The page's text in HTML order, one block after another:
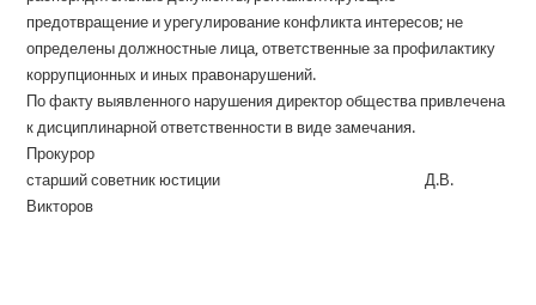
предотвращение и урегулирование конфликта интересов; не
определены должностные лица, ответственные за профилактику
коррупционных и иных правонарушений.
По факту выявленного нарушения директор общества привлечена
к дисциплинарной ответственности в виде замечания.
Прокурор
старший советник юстиции Д.В.
Викторов